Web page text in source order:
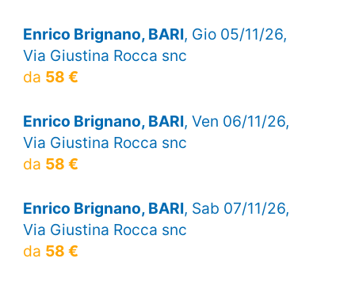
Enrico Brignano, BARI, Gio 05/11/26,
Via Giustina Rocca snc
da 58 €
Enrico Brignano, BARI, Ven 06/11/26,
Via Giustina Rocca snc
da 58 €
Enrico Brignano, BARI, Sab 07/11/26,
Via Giustina Rocca snc
da 58 €